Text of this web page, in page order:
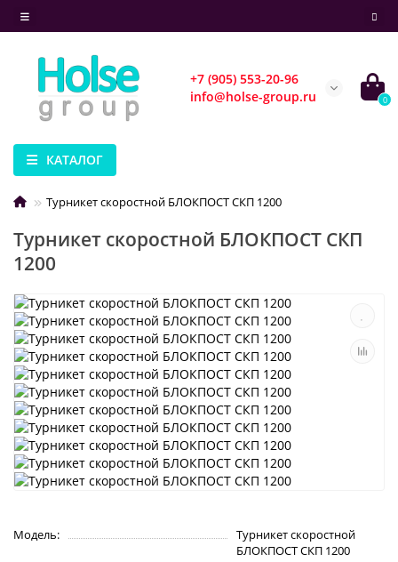
+7 (905) 553-20-96
info@holse-group.ru
0
КАТАЛОГ
Турникет скоростной БЛОКПОСТ СКП 1200
Турникет скоростной БЛОКПОСТ СКП
1200
Модель:
Турникет скоростной
БЛОКПОСТ СКП 1200